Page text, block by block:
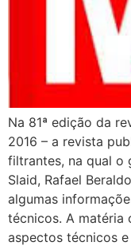
Na 81ª edição da
2016 – a revista
filtrantes, na qual o
Slaid, Rafael
algumas
técnicos. A matéria
aspectos técnicos